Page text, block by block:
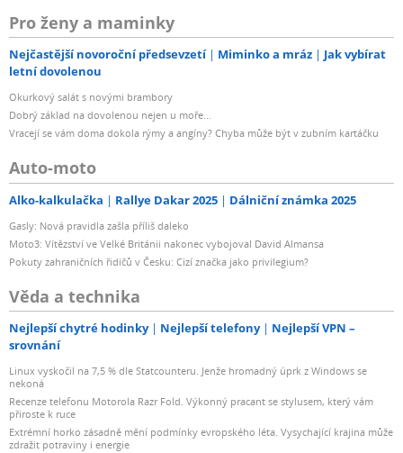
Pro ženy a maminky
Nejčastější novoroční předsevzetí Miminko a mráz
Jak vybírat
letní dovolenou
Okurkový salát s novými brambory
Dobrý základ na dovolenou nejen u moře...
Vracejí se vám doma dokola rýmy a angíny? Chyba může být v zubním kartáčku
Auto-moto
Alko-kalkulačka Rallye Dakar 2025 Dálniční známka 2025
Gasly: Nová pravidla zašla příliš daleko
Moto3: Vítězství ve Velké Británii nakonec vybojoval David Almansa
Pokuty zahraničních řidičů v Česku: Cizí značka jako privilegium?
Věda a technika
Nejlepší chytré hodinky Nejlepší telefony
Nejlepší VPN –
srovnání
Linux vyskočil na 7,5 % dle Statcounteru. Jenže hromadný úprk z Windows se
nekoná
Recenze telefonu Motorola Razr Fold. Výkonný pracant se stylusem, který vám
přiroste k ruce
Extrémní horko zásadně mění podmínky evropského léta. Vysychající krajina může
zdražit potraviny i energie